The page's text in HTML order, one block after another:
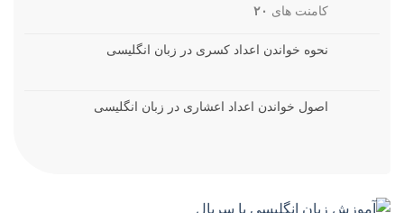
کامنت های ۲۰
نحوه خواندن اعداد کسری در زبان انگلیسی
اصول خواندن اعداد اعشاری در زبان انگلیسی